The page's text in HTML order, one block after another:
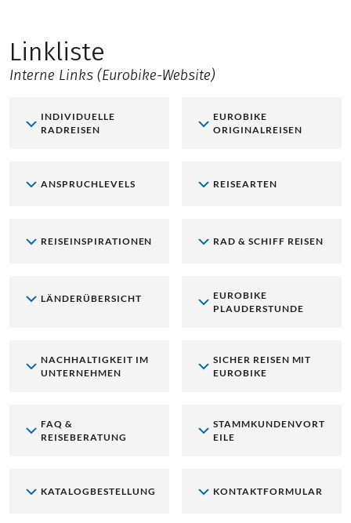
Linkliste
Interne Links (Eurobike-Website)
INDIVIDUELLE
RADREISEN
EUROBIKE
ORIGINALREISEN
ANSPRUCHLEVELS REISEARTEN
REISEINSPIRATIONEN RAD & SCHIFF REISEN
LÄNDERÜBERSICHT
EUROBIKE
PLAUDERSTUNDE
NACHHALTIGKEIT IM
UNTERNEHMEN
SICHER REISEN MIT
EUROBIKE
FAQ &
REISEBERATUNG
STAMMKUNDENVORT
EILE
KATALOGBESTELLUNG KONTAKTFORMULAR